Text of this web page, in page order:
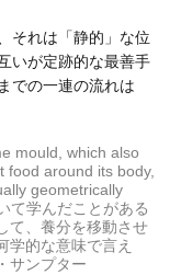
それは「静的」な位
いが定跡的な最善手
での一連の流れは
mould, which also
food around its body,
geometrically
て学んだことがある
て、養分を移動させ
学的な意味で言え
サンプター